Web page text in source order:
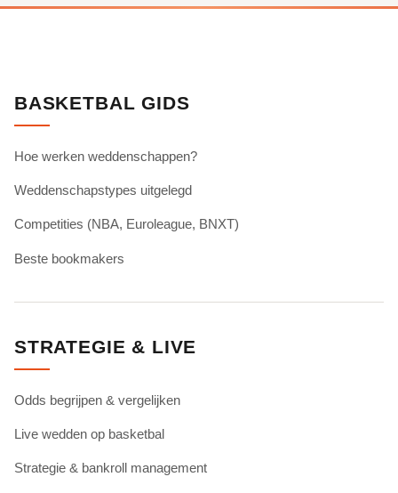
BASKETBAL GIDS
Hoe werken weddenschappen?
Weddenschapstypes uitgelegd
Competities (NBA, Euroleague, BNXT)
Beste bookmakers
STRATEGIE & LIVE
Odds begrijpen & vergelijken
Live wedden op basketbal
Strategie & bankroll management